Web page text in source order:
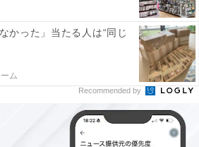
かった」当たる人は“同じ
ム
Recommended by